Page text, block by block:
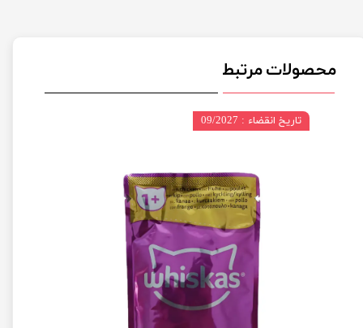
محصولات مرتبط
تاریخ انقضاء : 09/2027